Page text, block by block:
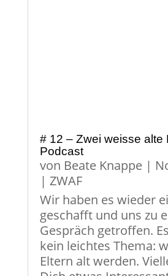
# 12 – Zwei weisse alte
Podcast
von Beate Knappe|
| ZWAF
Wir haben es wieder
geschafft und uns zu
Gespräch getroffen.
kein leichtes Thema:
Eltern alt werden.